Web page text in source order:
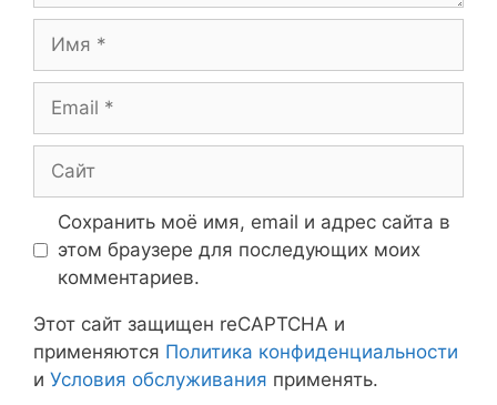
Сохранить моё имя, email и адрес сайта в
этом браузере для последующих моих
комментариев.
Этот сайт защищен reCAPTCHA и
применяются Политика конфиденциальности
и Условия обслуживания применять.